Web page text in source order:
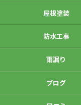
屋根塗装
防水工事
雨漏り
ブログ